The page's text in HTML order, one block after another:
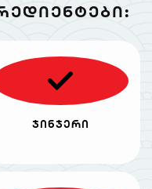
ჯინჯერი